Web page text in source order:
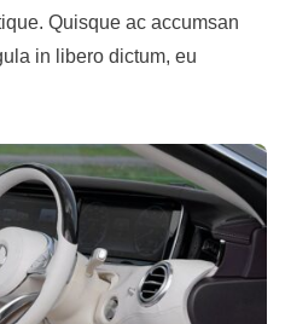
Quisque ac accumsan
in libero dictum, eu